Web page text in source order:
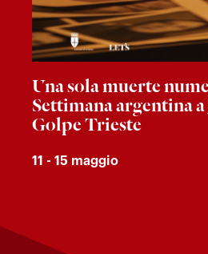
Una sola muerte
Settimana argentina a
Golpe Trieste
11 - 15 maggio